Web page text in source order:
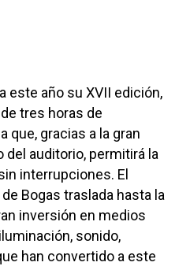
este año su XVII edición,
tres horas de
que, gracias a la gran
auditorio, permitirá la
interrupciones. El
Bogas traslada hasta la
inversión en medios
sonido,
han convertido a este